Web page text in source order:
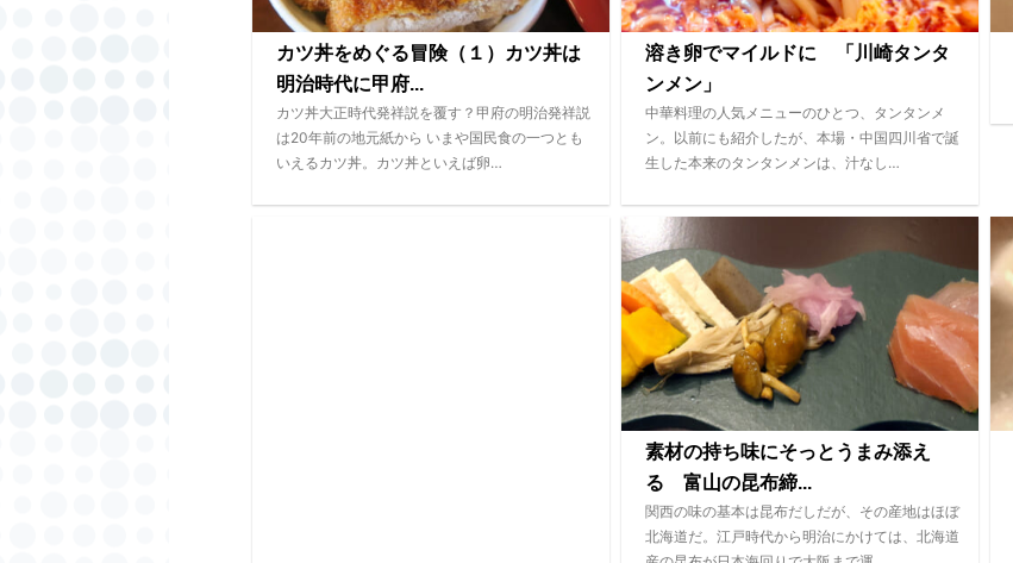
カツ丼をめぐる冒険（１）カツ丼は
明治時代に甲府...
カツ丼大正時代発祥説を覆す？甲府の明治発祥説
は20年前の地元紙から いまや国民食の一つとも
いえるカツ丼。カツ丼といえば卵…
溶き卵でマイルドに 「川崎タンタ
ンメン」
中華料理の人気メニューのひとつ、タンタンメ
ン。以前にも紹介したが、本場・中国四川省で誕
生した本来のタンタンメンは、汁なし…
素材の持ち味にそっとうまみ添え
る 富山の昆布締...
関西の味の基本は昆布だしだが、その産地はほぼ
北海道だ。江戸時代から明治にかけては、北海道